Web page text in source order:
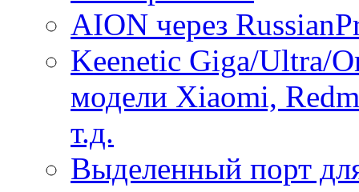
AION через
Keenetic Giga/Ultra/
модели Xiaomi,
т.д.
Выделенный порт